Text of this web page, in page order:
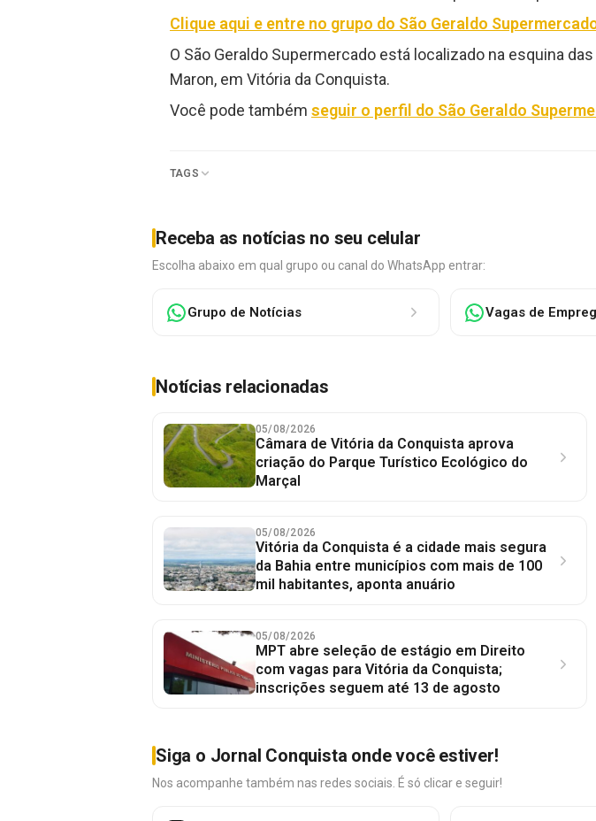
Clique aqui e entre no grupo do São Geraldo
O São Geraldo Supermercado está localizado na esquina
Maron, em Vitória da Conquista.
Você pode também seguir o perfil do São Geraldo
TAGS
Receba as notícias no seu celular
Escolha abaixo em qual grupo ou canal do WhatsApp entrar:
Grupo de Notícias Vagas de
Notícias relacionadas
05/08/2026
Câmara de Vitória da Conquista aprova
criação do Parque Turístico Ecológico do
Marçal
05/08/2026
Vitória da Conquista é a cidade mais segura
da Bahia entre municípios com mais de 100
mil habitantes, aponta anuário
05/08/2026
MPT abre seleção de estágio em Direito
com vagas para Vitória da Conquista;
inscrições seguem até 13 de agosto
Siga o Jornal Conquista onde você estiver!
Nos acompanhe também nas redes sociais. É só clicar e seguir!